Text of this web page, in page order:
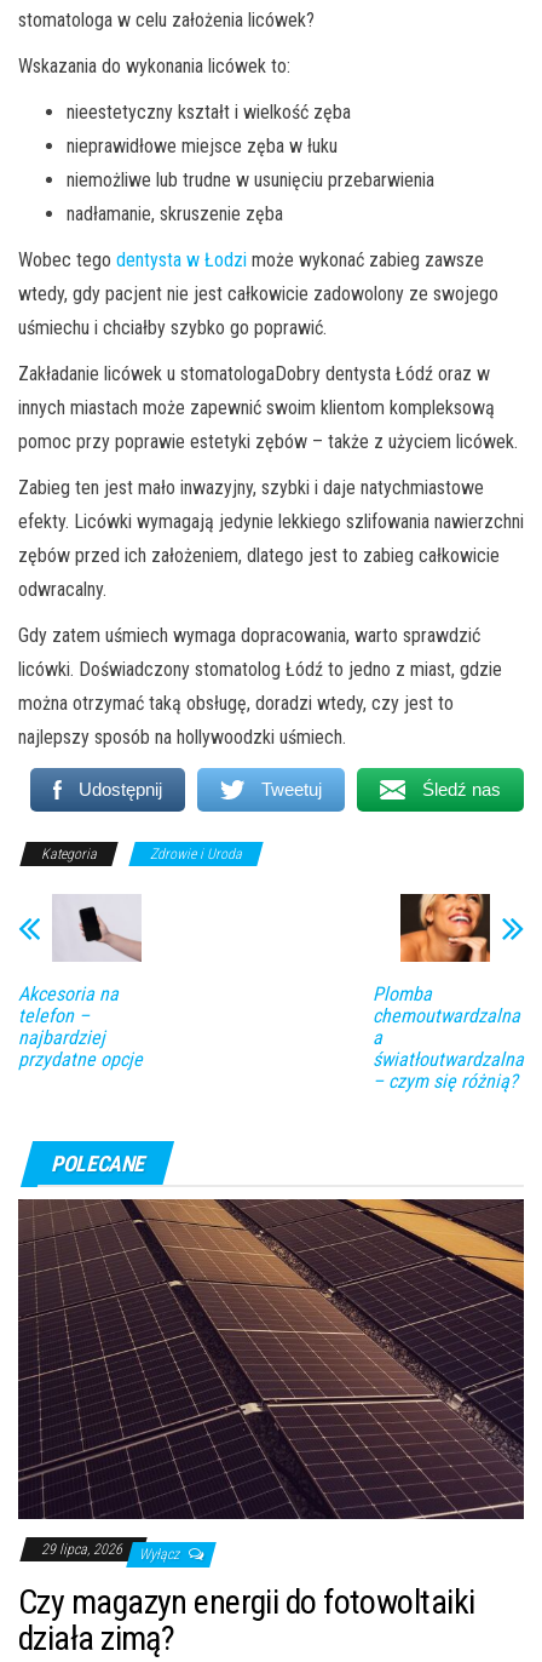
stomatologa w celu założenia licówek?
Wskazania do wykonania licówek to:
nieestetyczny kształt i wielkość zęba
nieprawidłowe miejsce zęba w łuku
niemożliwe lub trudne w usunięciu przebarwienia
nadłamanie, skruszenie zęba
Wobec tego dentysta w Łodzi może wykonać zabieg zawsze
wtedy, gdy pacjent nie jest całkowicie zadowolony ze swojego
uśmiechu i chciałby szybko go poprawić.
Zakładanie licówek u stomatologaDobry dentysta Łódź oraz w
innych miastach może zapewnić swoim klientom kompleksową
pomoc przy poprawie estetyki zębów – także z użyciem licówek.
Zabieg ten jest mało inwazyjny, szybki i daje natychmiastowe
efekty. Licówki wymagają jedynie lekkiego szlifowania nawierzchni
zębów przed ich założeniem, dlatego jest to zabieg całkowicie
odwracalny.
Gdy zatem uśmiech wymaga dopracowania, warto sprawdzić
licówki. Doświadczony stomatolog Łódź to jedno z miast, gdzie
można otrzymać taką obsługę, doradzi wtedy, czy jest to
najlepszy sposób na hollywoodzki uśmiech.
Udostępnij Tweetuj Śledź nas
Kategoria Zdrowie i Uroda
Akcesoria na
telefon –
najbardziej
przydatne opcje
Plomba
chemoutwardzalna
a
światłoutwardzalna
– czym się różnią?
POLECANE
29 lipca, 2026 Wyłącz
Czy magazyn energii do fotowoltaiki
działa zimą?